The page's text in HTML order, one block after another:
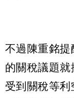
不過陳重銘提
的關稅議題
受到關稅等